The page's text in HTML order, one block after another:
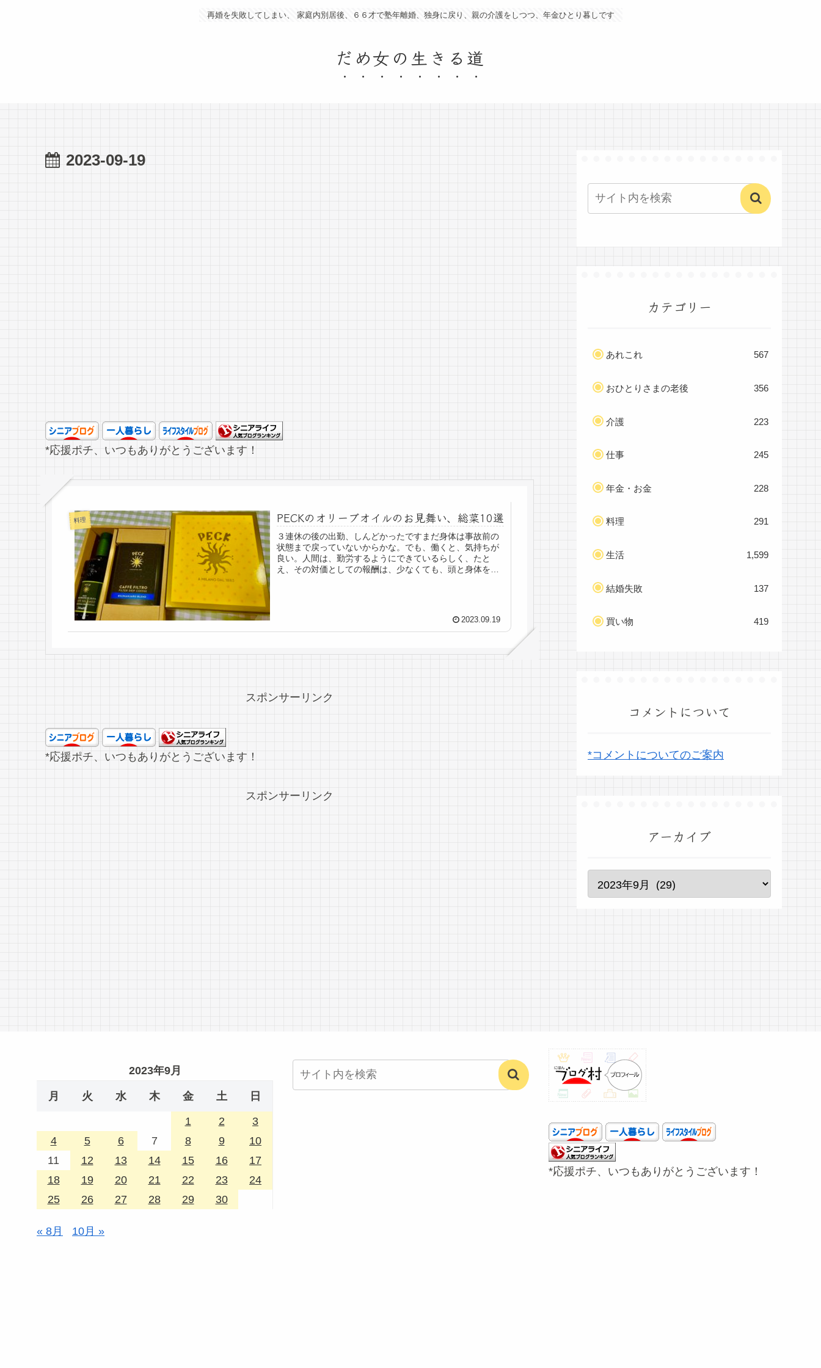
再婚を失敗してしまい、 家庭内別居後、６６才で塾年離婚、独身に戻り、親の介護をしつつ、年金ひとり暮しです
だめ女の生きる道
2023-09-19
*応援ポチ、いつもありがとうございます！
料理 PECKのオリーブオイルのお見舞い、総菜10選
３連休の後の出勤、しんどかったですまだ身体は事故前の
状態まで戻っていないからかな。でも、働くと、気持ちが
良い。人間は、勤労するようにできているらしく、たと
え、その対価としての報酬は、少なくても、頭と身体を使
2023.09.19
スポンサーリンク
*応援ポチ、いつもありがとうございます！
スポンサーリンク
カテゴリー
あれこれ 567
おひとりさまの老後 356
介護 223
仕事 245
年金・お金 228
料理 291
生活 1,599
結婚失敗 137
買い物 419
コメントについて
*コメントについてのご案内
アーカイブ
2023年9月
月 火 水 木 金 土 日
1 2
3
4
5 6 7 8 9
10
11
12 13 14 15 16
17
18
19 20 21 22 23
24
25
26 27 28 29 30
« 8月 10月 »
*応援ポチ、いつもありがとうございます！